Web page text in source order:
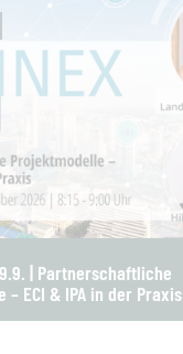
| Partnerschaftliche
– ECI & IPA in der Praxis